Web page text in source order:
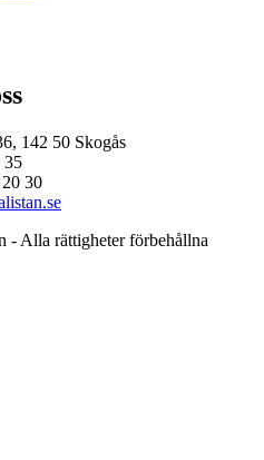
142 50 Skogås
35
30
- Alla rättigheter förbehållna